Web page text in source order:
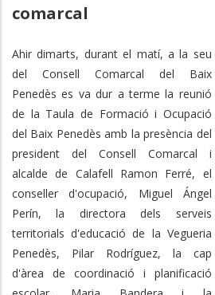
comarcal
Ahir dimarts, durant el matí, a la seu
del Consell Comarcal del Baix
Penedès es va dur a terme la reunió
de la Taula de Formació i Ocupació
del Baix Penedès amb la presència del
president del Consell Comarcal i
alcalde de Calafell Ramon Ferré, el
conseller d'ocupació, Miguel Ángel
Perín, la directora dels serveis
territorials d'educació de la Vegueria
Penedès, Pilar Rodríguez, la cap
d'àrea de coordinació i planificació